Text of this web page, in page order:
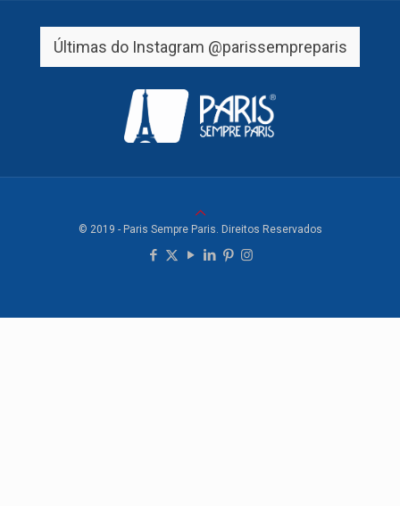
Últimas do Instagram @parissempreparis
© 2019 - Paris Sempre Paris. Direitos Reservados